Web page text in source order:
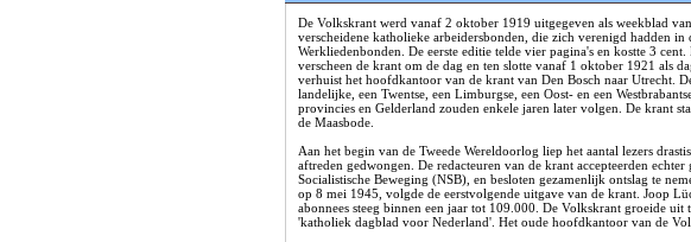
De Volkskrant werd vanaf 2 oktober 1919 uitgegeven als weekblad
verscheidene katholieke arbeidersbonden, die zich verenigd hadden
Werkliedenbonden. De eerste editie telde vier pagina's en kostte 3
verscheen de krant om de dag en ten slotte vanaf 1 oktober 1921 als
verhuist het hoofdkantoor van de krant van Den Bosch naar Utrecht.
landelijke, een Twentse, een Limburgse, een Oost- en een
provincies en Gelderland zouden enkele jaren later volgen. De krant
de Maasbode.
Aan het begin van de Tweede Wereldoorlog liep het aantal lezers
aftreden gedwongen. De redacteuren van de krant accepteerden
Socialistische Beweging (NSB), en besloten gezamenlijk ontslag te
op 8 mei 1945, volgde de eerstvolgende uitgave van de krant. Joop
abonnees steeg binnen een jaar tot 109.000. De Volkskrant groeide
'katholiek dagblad voor Nederland'. Het oude hoofdkantoor van de